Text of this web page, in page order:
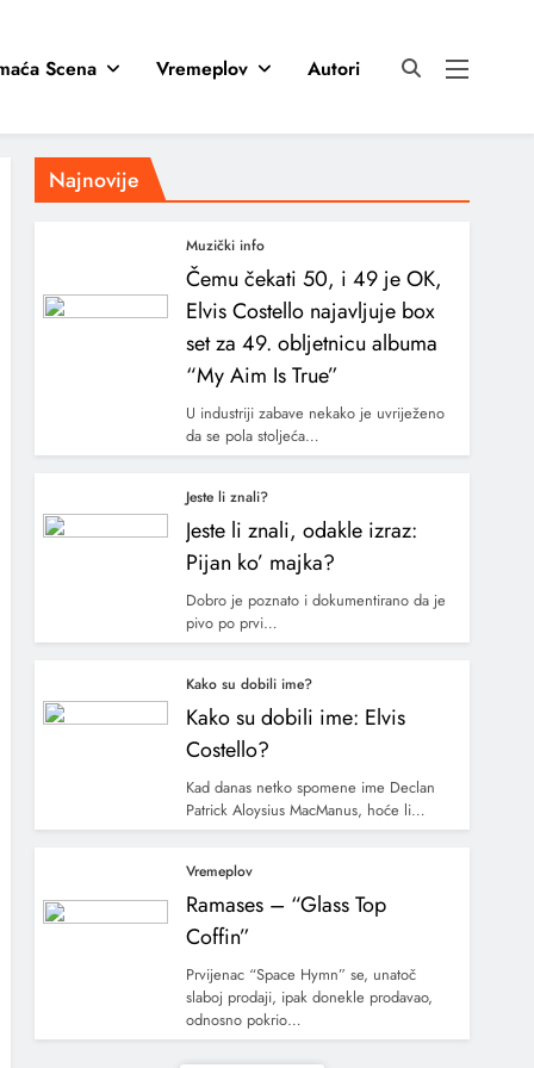
Scena Vremeplov Autori
Najnovije
Muzički info
Čemu čekati 50, i 49 je OK,
Elvis Costello najavljuje box
set za 49. obljetnicu albuma
“My Aim Is True”
U industriji zabave nekako je uvriježeno
da se pola stoljeća…
Jeste li znali?
Jeste li znali, odakle izraz:
Pijan ko’ majka?
Dobro je poznato i dokumentirano da je
pivo po prvi…
Kako su dobili ime?
Kako su dobili ime: Elvis
Costello?
Kad danas netko spomene ime Declan
Patrick Aloysius MacManus, hoće li…
Vremeplov
Ramases – “Glass Top
Coffin”
Prvijenac “Space Hymn” se, unatoč
slaboj prodaji, ipak donekle prodavao,
odnosno pokrio…